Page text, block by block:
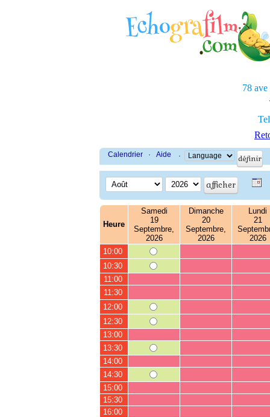
78 ave
Calendrier · Aide ·
Heure
Samedi
19
Septembre,
2026
Dimanche
20
Septembre,
2026
Lundi
21
2026
10:00
10:30
11:00
11:30
12:00
12:30
13:00
13:30
14:00
14:30
15:00
15:30
16:00